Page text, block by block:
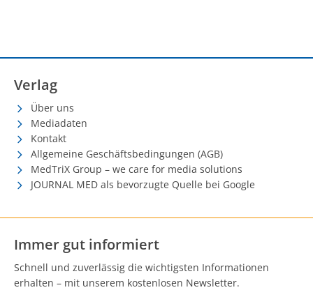
Verlag
Über uns
Mediadaten
Kontakt
Allgemeine Geschäftsbedingungen (AGB)
MedTriX Group – we care for media solutions
JOURNAL MED als bevorzugte Quelle bei Google
Immer gut informiert
Schnell und zuverlässig die wichtigsten Informationen
erhalten – mit unserem kostenlosen Newsletter.